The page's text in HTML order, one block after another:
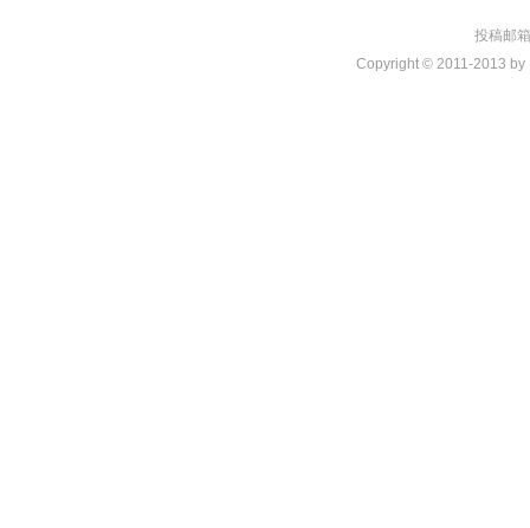
投稿邮
Copyright © 2011-2013 by